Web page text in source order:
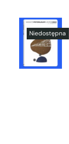
SZCZEGÓŁY